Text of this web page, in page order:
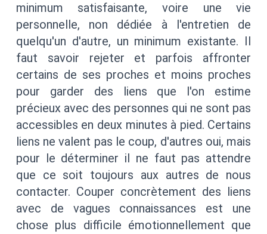
minimum satisfaisante, voire une vie
personnelle, non dédiée à l'entretien de
quelqu'un d'autre, un minimum existante. Il
faut savoir rejeter et parfois affronter
certains de ses proches et moins proches
pour garder des liens que l'on estime
précieux avec des personnes qui ne sont pas
accessibles en deux minutes à pied. Certains
liens ne valent pas le coup, d'autres oui, mais
pour le déterminer il ne faut pas attendre
que ce soit toujours aux autres de nous
contacter. Couper concrètement des liens
avec de vagues connaissances est une
chose plus difficile émotionnellement que